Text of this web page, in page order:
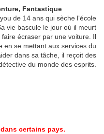
Fantastique
de 14 ans qui sèche l'école
vie bascule le jour où il meurt
écraser par une voiture. Il
en se mettant aux services du
dans sa tâche, il reçoit des
du monde des esprits.
certains pays.